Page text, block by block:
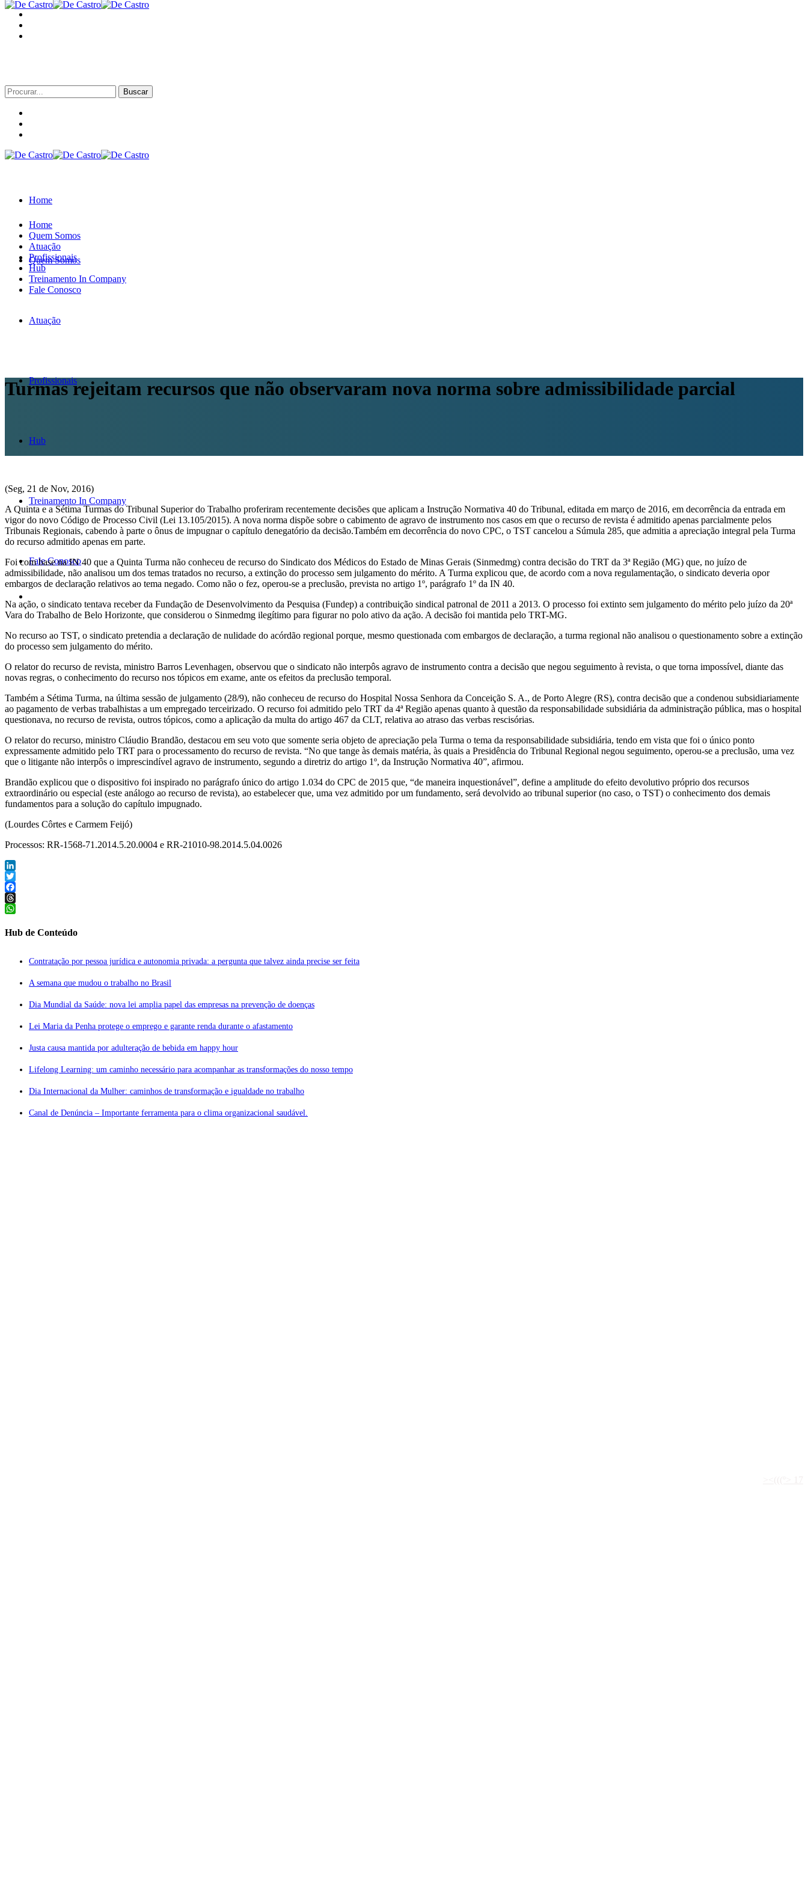
Procurar
por:
Home
Quem Somos
Atuação
Profissionais
Hub
Treinamento In Company
Fale Conosco
Home
Quem Somos
Atuação
Profissionais
Hub
Treinamento In Company
Fale Conosco
Turmas rejeitam recursos que não observaram nova norma sobre admissibilidade parcial
(Seg, 21 de Nov, 2016)
A Quinta e a Sétima Turmas do Tribunal Superior do Trabalho proferiram recentemente decisões que aplicam a Instrução Normativa 40 do Tribunal, editada em março de 2016, em decorrência da entrada em
vigor do novo Código de Processo Civil (Lei 13.105/2015). A nova norma dispõe sobre o cabimento de agravo de instrumento nos casos em que o recurso de revista é admitido apenas parcialmente pelos
Tribunais Regionais, cabendo à parte o ônus de impugnar o capítulo denegatório da decisão.Também em decorrência do novo CPC, o TST cancelou a Súmula 285, que admitia a apreciação integral pela Turma
do recurso admitido apenas em parte.
Foi com base na IN 40 que a Quinta Turma não conheceu de recurso do Sindicato dos Médicos do Estado de Minas Gerais (Sinmedmg) contra decisão do TRT da 3ª Região (MG) que, no juízo de
admissibilidade, não analisou um dos temas tratados no recurso, a extinção do processo sem julgamento do mérito. A Turma explicou que, de acordo com a nova regulamentação, o sindicato deveria opor
embargos de declaração relativos ao tema negado. Como não o fez, operou-se a preclusão, prevista no artigo 1º, parágrafo 1º da IN 40.
Na ação, o sindicato tentava receber da Fundação de Desenvolvimento da Pesquisa (Fundep) a contribuição sindical patronal de 2011 a 2013. O processo foi extinto sem julgamento do mérito pelo juízo da 20ª
Vara do Trabalho de Belo Horizonte, que considerou o Sinmedmg ilegítimo para figurar no polo ativo da ação. A decisão foi mantida pelo TRT-MG.
No recurso ao TST, o sindicato pretendia a declaração de nulidade do acórdão regional porque, mesmo questionada com embargos de declaração, a turma regional não analisou o questionamento sobre a extinção
do processo sem julgamento do mérito.
O relator do recurso de revista, ministro Barros Levenhagen, observou que o sindicato não interpôs agravo de instrumento contra a decisão que negou seguimento à revista, o que torna impossível, diante das
novas regras, o conhecimento do recurso nos tópicos em exame, ante os efeitos da preclusão temporal.
Também a Sétima Turma, na última sessão de julgamento (28/9), não conheceu de recurso do Hospital Nossa Senhora da Conceição S. A., de Porto Alegre (RS), contra decisão que a condenou subsidiariamente
ao pagamento de verbas trabalhistas a um empregado terceirizado. O recurso foi admitido pelo TRT da 4ª Região apenas quanto à questão da responsabilidade subsidiária da administração pública, mas o hospital
questionava, no recurso de revista, outros tópicos, como a aplicação da multa do artigo 467 da CLT, relativa ao atraso das verbas rescisórias.
O relator do recurso, ministro Cláudio Brandão, destacou em seu voto que somente seria objeto de apreciação pela Turma o tema da responsabilidade subsidiária, tendo em vista que foi o único ponto
expressamente admitido pelo TRT para o processamento do recurso de revista. “No que tange às demais matéria, às quais a Presidência do Tribunal Regional negou seguimento, operou-se a preclusão, uma vez
que o litigante não interpôs o imprescindível agravo de instrumento, segundo a diretriz do artigo 1º, da Instrução Normativa 40”, afirmou.
Brandão explicou que o dispositivo foi inspirado no parágrafo único do artigo 1.034 do CPC de 2015 que, “de maneira inquestionável”, define a amplitude do efeito devolutivo próprio dos recursos
extraordinário ou especial (este análogo ao recurso de revista), ao estabelecer que, uma vez admitido por um fundamento, será devolvido ao tribunal superior (no caso, o TST) o conhecimento dos demais
fundamentos para a solução do capítulo impugnado.
(Lourdes Côrtes e Carmem Feijó)
Processos: RR-1568-71.2014.5.20.0004 e RR-21010-98.2014.5.04.0026
LinkedIn
Twitter
Facebook
Threads
Hub de Conteúdo
Contratação por pessoa jurídica e autonomia privada: a pergunta que talvez ainda precise ser feita
A semana que mudou o trabalho no Brasil
Dia Mundial da Saúde: nova lei amplia papel das empresas na prevenção de doenças
Lei Maria da Penha protege o emprego e garante renda durante o afastamento
Justa causa mantida por adulteração de bebida em happy hour
Lifelong Learning: um caminho necessário para acompanhar as transformações do nosso tempo
Dia Internacional da Mulher: caminhos de transformação e igualdade no trabalho
Canal de Denúncia – Importante ferramenta para o clima organizacional saudável.